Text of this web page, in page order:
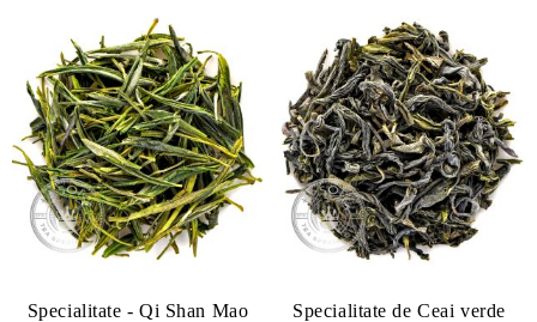
Specialitate - Qi Shan Mao
Specialitate de Ceai verde